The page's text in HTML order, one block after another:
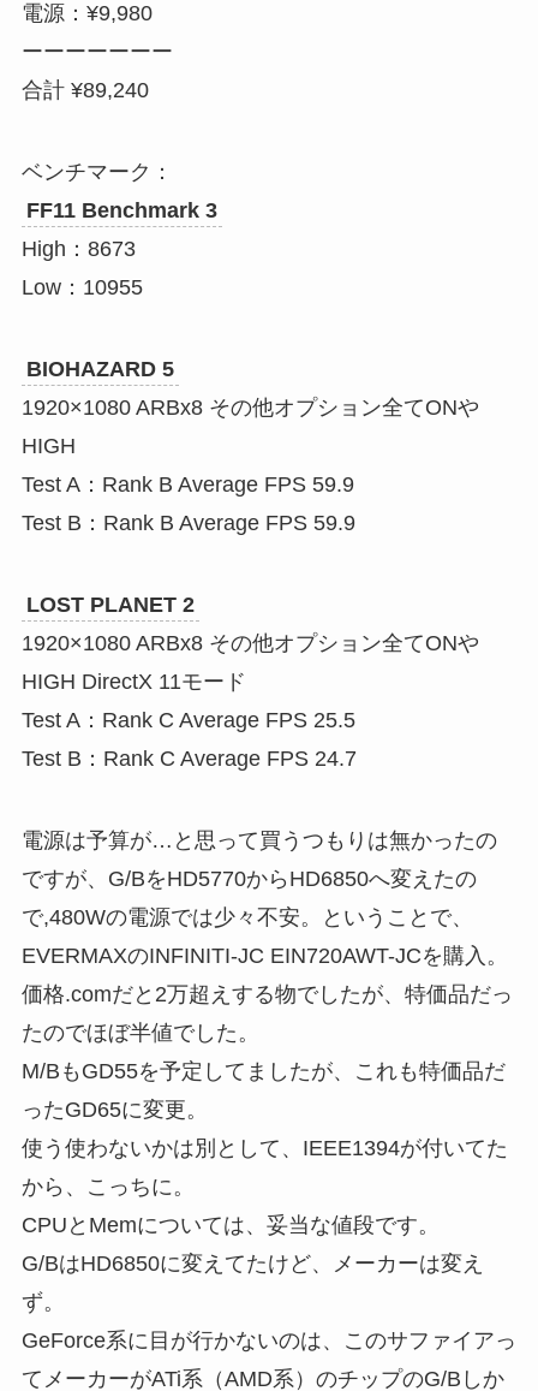
電源：¥9,980
ーーーーーーー
合計 ¥89,240
ベンチマーク：
FF11 Benchmark 3
High：8673
Low：10955
BIOHAZARD 5
1920×1080 ARBx8 その他オプション全てONや
HIGH
Test A：Rank B Average FPS 59.9
Test B：Rank B Average FPS 59.9
LOST PLANET 2
1920×1080 ARBx8 その他オプション全てONや
HIGH DirectX 11モード
Test A：Rank C Average FPS 25.5
Test B：Rank C Average FPS 24.7
電源は予算が…と思って買うつもりは無かったの
ですが、G/BをHD5770からHD6850へ変えたの
で,480Wの電源では少々不安。ということで、
EVERMAXのINFINITI-JC EIN720AWT-JCを購入。
価格.comだと2万超えする物でしたが、特価品だっ
たのでほぼ半値でした。
M/BもGD55を予定してましたが、これも特価品だ
ったGD65に変更。
使う使わないかは別として、IEEE1394が付いてた
から、こっちに。
CPUとMemについては、妥当な値段です。
G/BはHD6850に変えてたけど、メーカーは変え
ず。
GeForce系に目が行かないのは、このサファイアっ
てメーカーがATi系（AMD系）のチップのG/Bしか